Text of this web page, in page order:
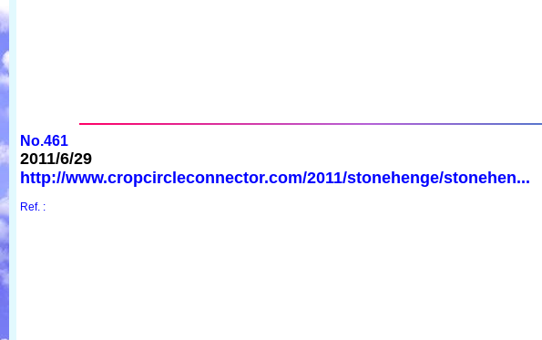
No.461
2011/6/29
http://www.cropcircleconnector.com/2011/stonehenge/stonehen...
Ref. :